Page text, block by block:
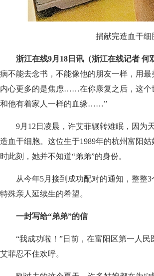
捐献完造血干细
浙江在线9月18日讯（浙江在线记者 何
病不能去念书，不能像他的朋友一样，用
内心更多的是焦虑……在你康复之后，这个
和他有着家人一样的血缘……”
9月12日凌晨，许艾菲辗转难眠，因为
造血干细胞。这位生于1989年的杭州富阳
时此刻，她并不知道“弟弟”的身份。
从今年5月接到成功配对的通知，整整3
特殊亲人延续生的希望。
一封写给“弟弟”的信
“我成功啦！”日前，在富阳区第一人民
艾菲忍不住欢呼。